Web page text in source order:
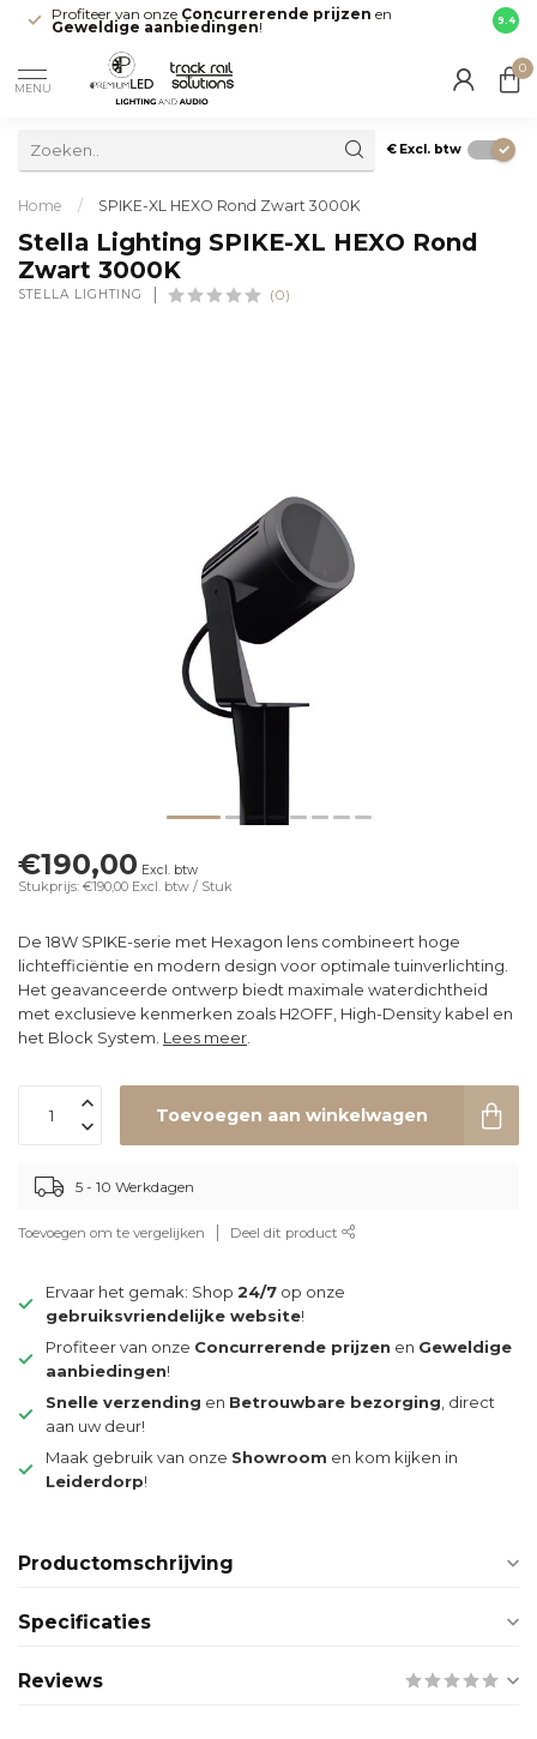
Profiteer van onze Concurrerende prijzen en
Geweldige aanbiedingen! direct
9.4
MENU
0
€ Excl. btw
Home / SPIKE-XL HEXO Rond Zwart 3000K
Stella Lighting SPIKE-XL HEXO Rond
Zwart 3000K
STELLA LIGHTING (0)
€190,00 Excl. btw
Stukprijs: €190,00 Excl. btw / Stuk
De 18W SPIKE-serie met Hexagon lens combineert hoge
lichtefficiëntie en modern design voor optimale tuinverlichting.
Het geavanceerde ontwerp biedt maximale waterdichtheid
met exclusieve kenmerken zoals H2OFF, High-Density kabel en
het Block System. Lees meer
Toevoegen aan winkelwagen
5 - 10 Werkdagen
Toevoegen om te vergelijken Deel dit product
Ervaar het gemak: Shop 24/7 op onze
gebruiksvriendelijke website!
Profiteer van onze Concurrerende prijzen en Geweldige
aanbiedingen!
Snelle verzending en Betrouwbare bezorging , direct
aan uw deur!
Maak gebruik van onze Showroom en kom kijken in
Leiderdorp!
Productomschrijving
Specificaties
Reviews